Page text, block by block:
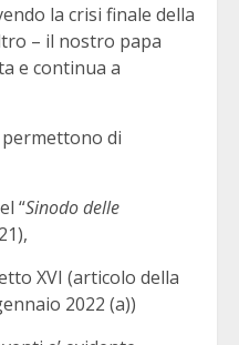
la crisi finale della
– il nostro papa
e continua a
di
“Sinodo delle
XVI (articolo della
2022 (a))